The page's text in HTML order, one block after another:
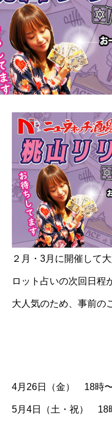
２月・3月に開催して
ロット占いの次回日程
大人気のため、事前の
4月26日（金） 18時
5月4日（土・祝） 18